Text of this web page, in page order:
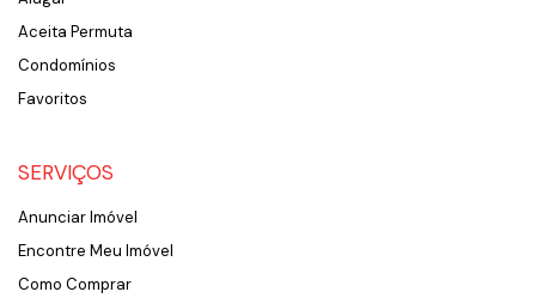
Aceita Permuta
Condomínios
Favoritos
SERVIÇOS
Anunciar Imóvel
Encontre Meu Imóvel
Como Comprar